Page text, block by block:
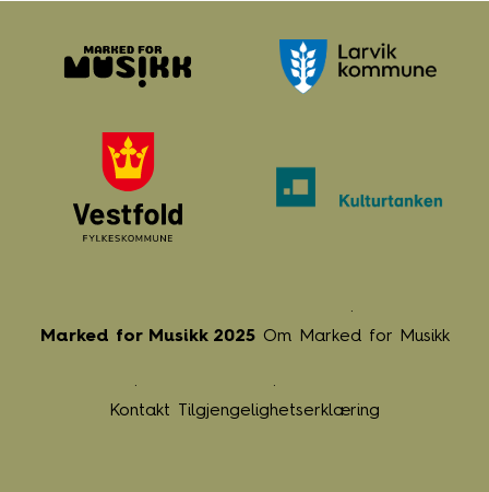
Marked for Musikk 2025 Om Marked for Musikk
Kontakt Tilgjengelighetserklæring